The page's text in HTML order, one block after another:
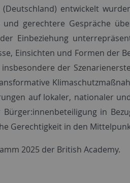
entwickelt
gerechtere Gespräche
Einbeziehung
Einsichten und Formen der
der
auf lokaler, nationaler
in
Gerechtigkeit in den
2025 der British Academy.